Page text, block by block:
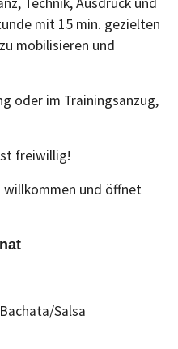
Technik, Ausdruck und
mit 15 min. gezielten
mobilisieren und
oder im Trainingsanzug,
freiwillig!
willkommen und öffnet
Salsa